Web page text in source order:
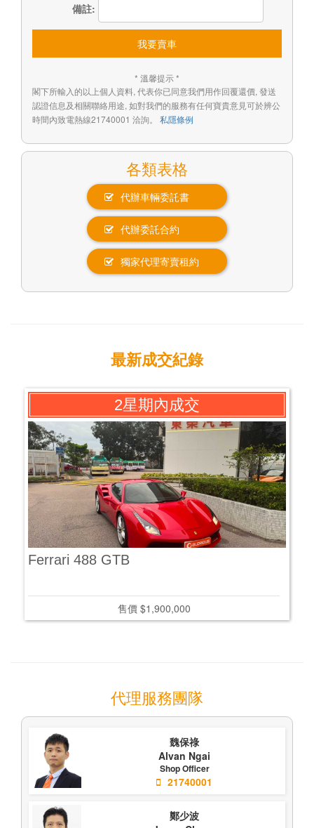
備註:
我要賣車
* 溫馨提示 *
閣下所輸入的以上個人資料, 代表你已同意我們用作回覆還價, 發送
認證信息及相關聯絡用途, 如對我們的服務有任何寶貴意見可於辨公
時間內致電熱線21740001 洽詢。
私隱條例
各類表格
代辦車輛委託書
代辦委託合約
獨家代理寄賣租約
最新成交紀錄
2星期內成交
Ferrari 488 GTB
售價 $1,900,000
代理服務團隊
魏保祿
Alvan Ngai
Shop Officer
21740001
鄭少波